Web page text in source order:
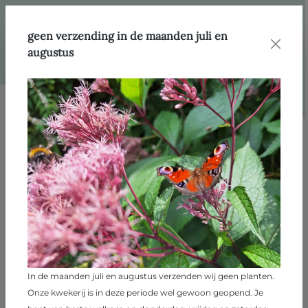
Afbeeldingengalerij overslaan
geen verzending in de maanden juli en
augustus
In de maanden juli en augustus verzenden wij geen planten.
Onze kwekerij is in deze periode wel gewoon geopend. Je